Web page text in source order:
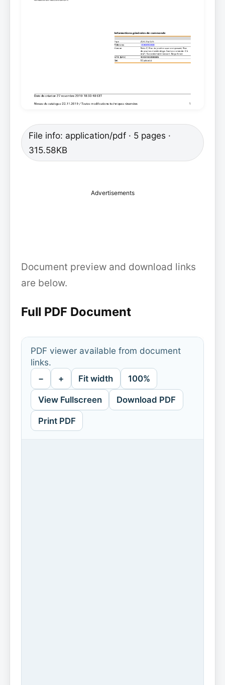
File info: application/pdf · 5 pages ·
315.58KB
Advertisements
Document preview and download links
are below.
Full PDF Document
PDF viewer available from document
links.
− + Fit width 100%
View Fullscreen Download PDF
Print PDF